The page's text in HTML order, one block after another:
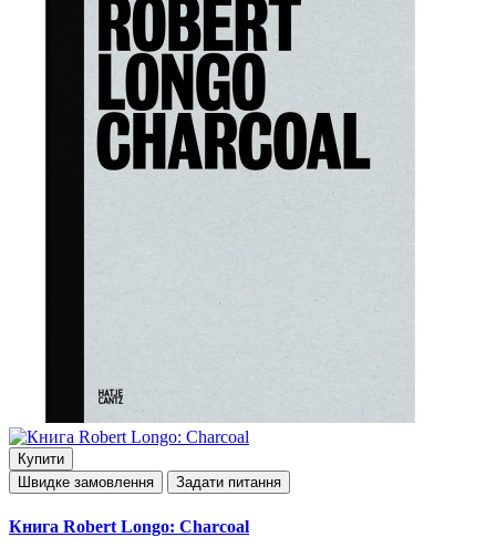
Купити
Швидке замовлення
Задати питання
Книга Robert Longo: Charcoal